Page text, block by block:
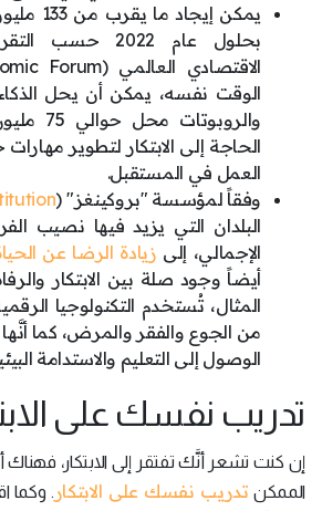
يمكن إيجاد ما يقرب من 133 مليون
بحلول عام 2022
الوقت نفسه، يمكن أن يحل الذكاء
الحاجة إلى الابتكار لتطوير
العمل في المستقبل.
وفقاً لمؤسسة "بروكينغز" (
البلدان التي يزيد فيها نصيب
الإجمالي، إلى زيادة الرضا عن
أيضاً وجود صلة بين الابتكار
المثال، تُستخدم التكنولوجيا
من الجوع والفقر والمرض، كما
الوصول إلى التعليم والاستدامة
تدريب نفسك على
إن كنت تشعر أنَّك تفتقر إلى الابتكار، فهناك
الممكن تدريب نفسك على الابتكار